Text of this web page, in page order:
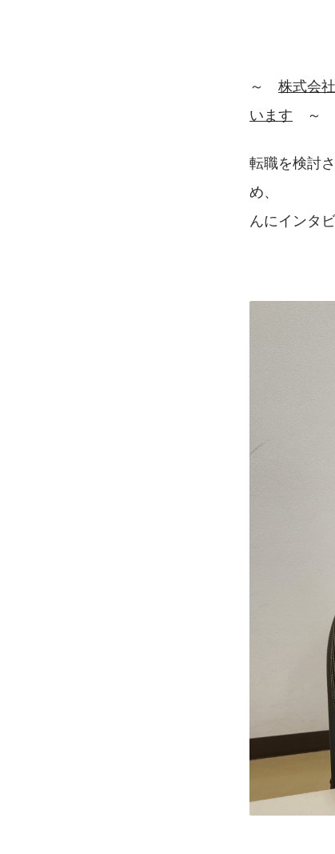
～ 株式会
います ～
転職を検討
め、　　　
んにインタ